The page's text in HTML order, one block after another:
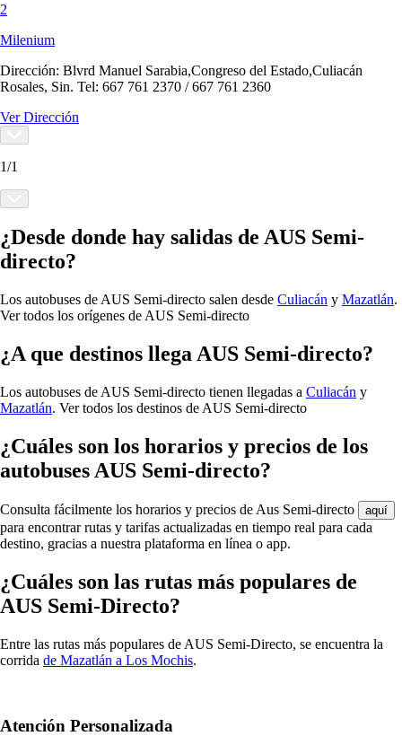
2
Milenium
Dirección: Blvrd Manuel Sarabia,Congreso del Estado,Culiacán
Rosales, Sin. Tel: 667 761 2370 / 667 761 2360
Ver Dirección
1/1
¿Desde donde hay salidas de AUS Semi-
directo?
Los autobuses de AUS Semi-directo salen desde Culiacán y Mazatlán.
Ver todos los orígenes de AUS Semi-directo
¿A que destinos llega AUS Semi-directo?
Los autobuses de AUS Semi-directo tienen llegadas a Culiacán y
Mazatlán. Ver todos los destinos de AUS Semi-directo
¿Cuáles son los horarios y precios de los
autobuses AUS Semi-directo?
Consulta fácilmente los horarios y precios de Aus Semi-directo aquí
para encontrar rutas y tarifas actualizadas en tiempo real para cada
destino, gracias a nuestra plataforma en línea o app.
¿Cuáles son las rutas más populares de
AUS Semi-Directo?
Entre las rutas más populares de AUS Semi-Directo, se encuentra la
corrida de Mazatlán a Los Mochis.
Atención Personalizada